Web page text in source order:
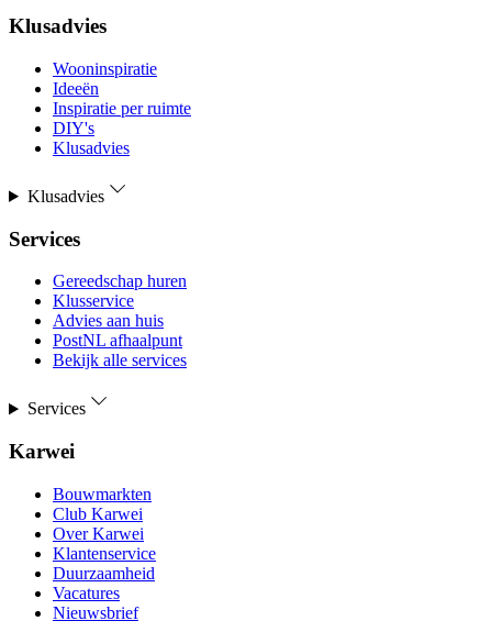
Klusadvies
Wooninspiratie
Ideeën
Inspiratie per ruimte
DIY's
Klusadvies
Klusadvies
Services
Gereedschap huren
Klusservice
Advies aan huis
PostNL afhaalpunt
Bekijk alle services
Services
Karwei
Bouwmarkten
Club Karwei
Over Karwei
Klantenservice
Duurzaamheid
Vacatures
Nieuwsbrief